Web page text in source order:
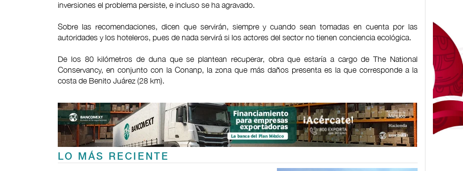
inversiones el problema persiste, e incluso se ha agravado.
Sobre las recomendaciones, dicen que servirán, siempre y cuando sean tomadas en cuenta por las
autoridades y los hoteleros, pues de nada servirá si los actores del sector no tienen conciencia ecológica.
De los 80 kilómetros de duna que se plantean recuperar, obra que estaría a cargo de The National
Conservancy, en conjunto con la Conanp, la zona que más daños presenta es la que corresponde a la
costa de Benito Juárez (28 km).
LO MÁS RECIENTE